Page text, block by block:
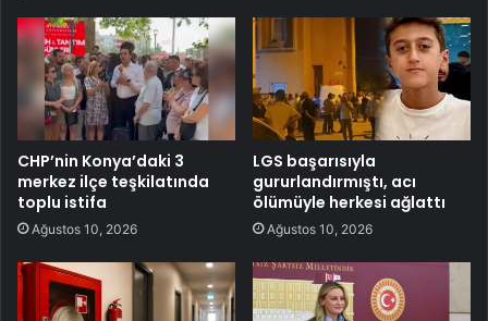
CHP’nin Konya’daki 3
merkez ilçe teşkilatında
toplu istifa
Ağustos 10, 2026
LGS başarısıyla
gururlandırmıştı, acı
ölümüyle herkesi ağlattı
Ağustos 10, 2026